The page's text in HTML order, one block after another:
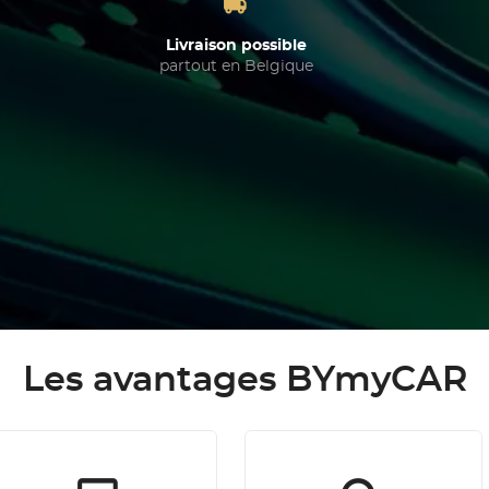
Livraison possible
partout en Belgique
Les avantages BYmyCAR